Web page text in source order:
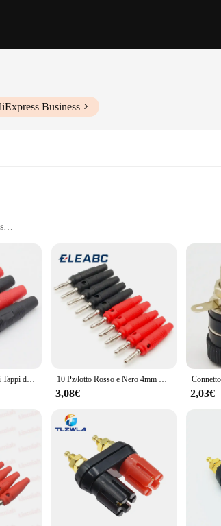
Business
terminali a banana offer exceptional durability and
and DIY users. The terminals are designed
system or a professional electrician working on a
a universal fit for various applications. The
and reliable performance in various electrical
crucial. The terminals' design ensures a snug fit,
the quality of your connections, ensuring that your
4pcs Nuovo 4 millimetri Tappi di rame puro Placcato Oro Musicale Speaker Cable Wire Spille Spina A Banana Connettori 10 Pz/lotto Rosso e Nero 4mm Saldatura Lato Impilabile Spina A Banana
3,08€ 2,03€